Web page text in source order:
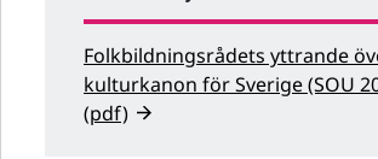
Folkbildningsrådets yttrande
kulturkanon för Sverige (SOU
(pdf)